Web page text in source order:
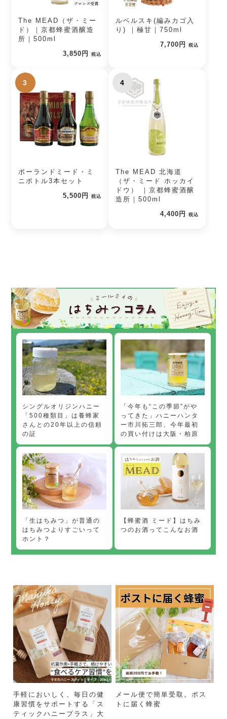
The MEAD（ザ・ミー
ド）｜京都蜂蜜酒醸造
所｜500ml
3,850円
税込
ルベルスキ(編みカゴ入
り) ｜極甘｜750ml
7,700円
税込
3
ポーランドミード・ミ
ニボトル3本セット
5,500円
税込
4
The MEAD 北海道
（ザ・ミード ホッカイ
ドウ） ｜京都蜂蜜酒醸
造所｜500ml
4,400円
税込
シングルオリジンハニー
「500種類目」は養蜂家
さんとの20年以上の信頼
の証
「今年も“この季節”がや
ってきた」ハニーハンタ
ー市川拓三郎、今年最初
の買い付けは大阪・柏原
「生はちみつ」が普通の
はちみつよりすごいって
ホント？
【蜂蜜酒 ミード】はちみ
つのお酒ってこんなお酒
手軽においしく、毎日の健
康習慣をサポートする「ス
ティックハニープラス」大
メール便で簡単受取。ポス
トに届く蜂蜜